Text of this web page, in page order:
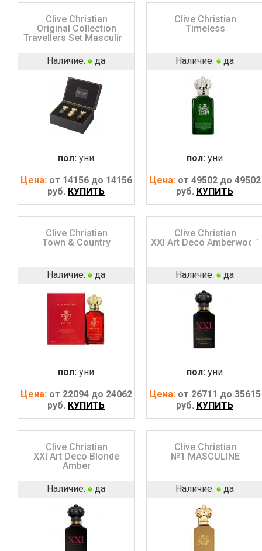
Clive Christian
Original Collection
Travellers Set Masculine
Наличие: да
пол: уни
Цена: от 14156 до 14156
руб. КУПИТЬ
Clive Christian
Timeless
Наличие: да
пол: уни
Цена: от 49502 до 49502
руб. КУПИТЬ
Clive Christian
Town & Country
Наличие: да
пол: уни
Цена: от 22094 до 24062
руб. КУПИТЬ
Clive Christian
XXI Art Deco Amberwood
Наличие: да
пол: уни
Цена: от 26711 до 35615
руб. КУПИТЬ
Clive Christian
XXI Art Deco Blonde
Amber
Наличие: да
Clive Christian
№1 MASCULINE
Наличие: да